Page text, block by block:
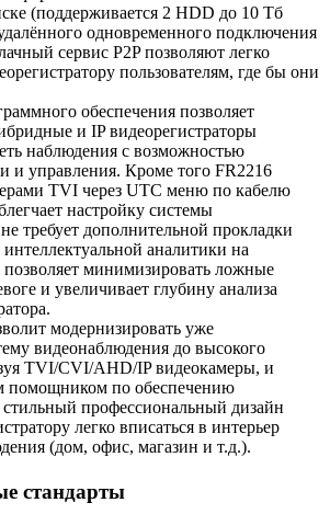
(поддерживается 2 HDD до 10 Tб
одновременного подключения
сервис P2P позволяют легко
пользователям, где бы они
обеспечения позволяет
и IP видеорегистраторы
наблюдения с возможностью
и управления. Кроме того FR2216
TVI через UTC меню по кабелю
настройку системы
требует дополнительной прокладки
аналитики на
позволяет минимизировать ложные
и увеличивает глубину анализа
модернизировать уже
видеонаблюдения до высокого
TVI/CVI/AHD/IP видеокамеры, и
помощником по обеспечению
стильный профессиональный дизайн
легко вписаться в интерьер
(дом, офис, магазин и т.д.).
стандарты